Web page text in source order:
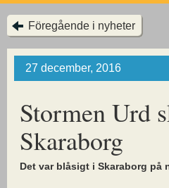
Föregående i nyheter
27 december, 2016
Stormen Urd
Skaraborg
Det var blåsigt i Skaraborg på